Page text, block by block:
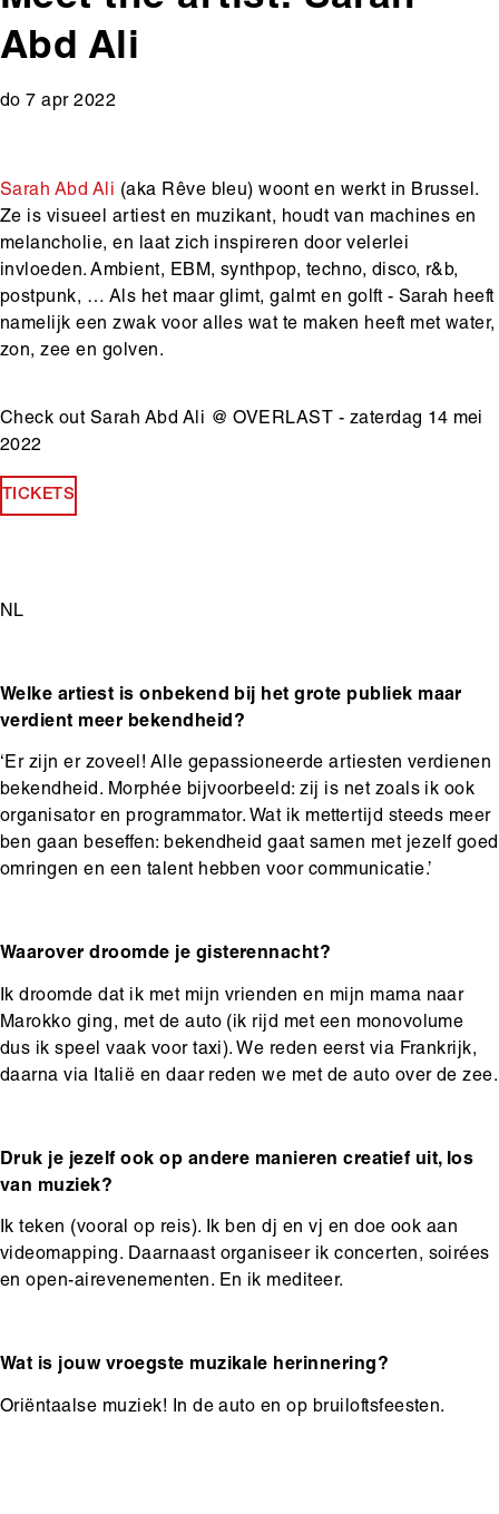
Abd Ali
do 7 apr 2022
Sarah Abd Ali (aka Rêve bleu) woont en werkt in Brussel.
Ze is visueel artiest en muzikant, houdt van machines en
melancholie, en laat zich inspireren door velerlei
invloeden. Ambient, EBM, synthpop, techno, disco, r&b,
postpunk, … Als het maar glimt, galmt en golft - Sarah heeft
namelijk een zwak voor alles wat te maken heeft met water,
zon, zee en golven.
Check out Sarah Abd Ali @ OVERLAST - zaterdag 14 mei
2022
TICKETS
Main
NL
Welke artiest is onbekend bij het grote publiek maar
verdient meer bekendheid?
‘Er zijn er zoveel! Alle gepassioneerde artiesten verdienen
bekendheid. Morphée bijvoorbeeld: zij is net zoals ik ook
organisator en programmator. Wat ik mettertijd steeds meer
ben gaan beseffen: bekendheid gaat samen met jezelf goed
omringen en een talent hebben voor communicatie.’
Waarover droomde je gisterennacht?
Ik droomde dat ik met mijn vrienden en mijn mama naar
Marokko ging, met de auto (ik rijd met een monovolume
dus ik speel vaak voor taxi). We reden eerst via Frankrijk,
daarna via Italië en daar reden we met de auto over de zee.
Druk je jezelf ook op andere manieren creatief uit, los
van muziek?
Ik teken (vooral op reis). Ik ben dj en vj en doe ook aan
videomapping. Daarnaast organiseer ik concerten, soirées
en open-airevenementen. En ik mediteer.
Wat is jouw vroegste muzikale herinnering?
Oriëntaalse muziek! In de auto en op bruiloftsfeesten.